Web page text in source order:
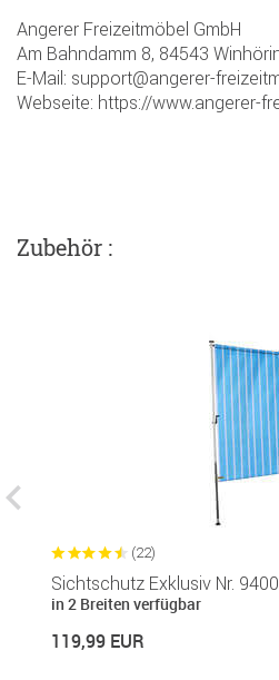
Angerer Freizeitmöbel GmbH
Am Bahndamm 8, 84543
E-Mail: support@angerer-
Webseite: https://www.angerer-
Zubehör :
(22)
Sichtschutz Exklusiv Nr. 9400
in 2 Breiten verfügbar
119,99 EUR